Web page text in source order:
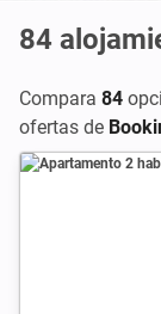
84
Compara 84
ofertas de